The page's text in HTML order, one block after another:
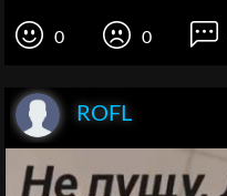
0 0
ROFL